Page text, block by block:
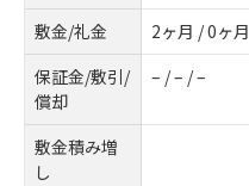
敷金/礼金
2ヶ月 / 0ヶ月
保証金/敷引/
償却
– / – / –
敷金積み増
し